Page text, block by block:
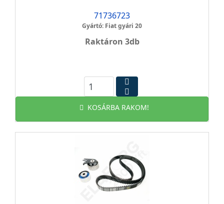
71736723
Gyártó: Fiat gyári 20
Raktáron 3db
KOSÁRBA RAKOM!